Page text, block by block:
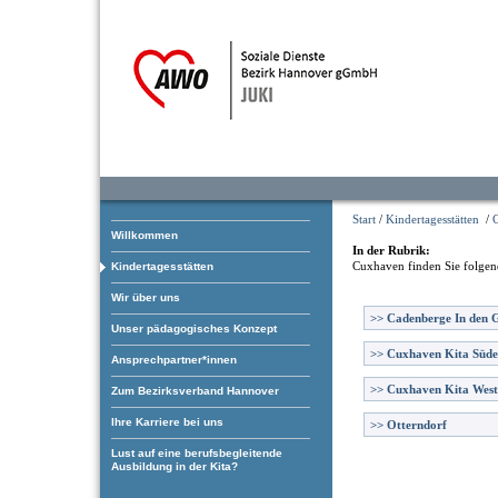
Willkommen
Kindertagesstätten
Wir über uns
Unser pädagogisches Konzept
Ansprechpartner*innen
Zum Bezirksverband Hannover
Ihre Karriere bei uns
Lust auf eine berufsbegleitende
Ausbildung in der Kita?
Start / Kindertagesstätten /
In der Rubrik:
Cuxhaven finden Sie
>> Cadenberge In den
>> Cuxhaven Kita
>> Cuxhaven Kita
>> Otterndorf